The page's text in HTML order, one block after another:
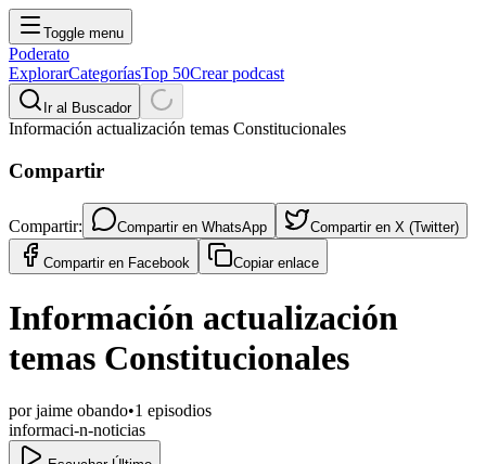
Toggle menu
Poderato
ExplorarCategoríasTop 50Crear podcast
Ir al Buscador
Información actualización temas Constitucionales
Compartir
Compartir: Compartir en WhatsApp Compartir en X (Twitter)
Compartir en Facebook Copiar enlace
Información actualización
temas Constitucionales
porjaime obando•1 episodios
informaci-n-noticias